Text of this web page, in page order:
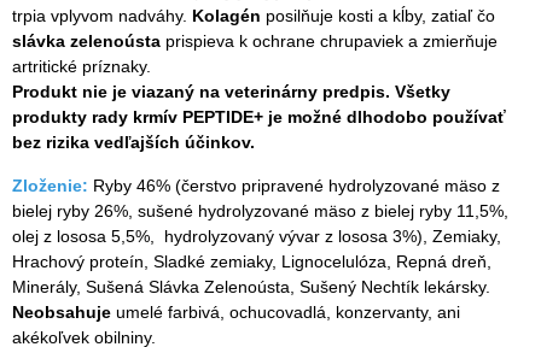
trpia vplyvom nadváhy. Kolagén posilňuje kosti a kĺby, zatiaľ čo
slávka zelenoústa prispieva k ochrane chrupaviek a zmierňuje
artritické príznaky.
Produkt nie je viazaný na veterinárny predpis. Všetky
produkty rady krmív PEPTIDE+ je možné dlhodobo používať
bez rizika vedľajších účinkov.
Zloženie: Ryby 46% (čerstvo pripravené hydrolyzované mäso z
bielej ryby 26%, sušené hydrolyzované mäso z bielej ryby 11,5%,
olej z lososa 5,5%, hydrolyzovaný vývar z lososa 3%), Zemiaky,
Hrachový proteín, Sladké zemiaky, Lignocelulóza, Repná dreň,
Minerály, Sušená Slávka Zelenoústa, Sušený Nechtík lekársky.
Neobsahuje umelé farbivá, ochucovadlá, konzervanty, ani
akékoľvek obilniny.